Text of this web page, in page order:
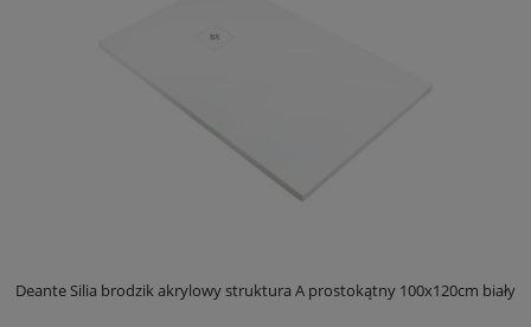
Deante Silia brodzik akrylowy struktura A prostokątny 100x120cm biały